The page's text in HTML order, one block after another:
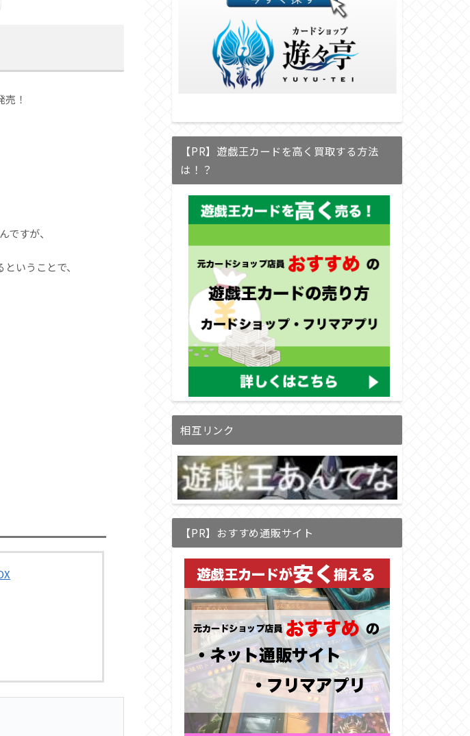
！
すが、
いうことで、
【PR】遊戯王カードを高く買取する方法
は！？
相互リンク
【PR】おすすめ通販サイト